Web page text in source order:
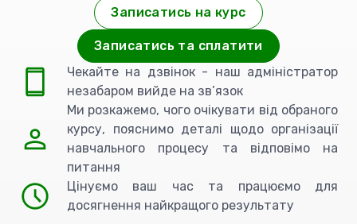
Записатись на курс
Записатись та сплатити
Чекайте на дзвінок - наш адміністратор
незабаром вийде на зв’язок
Ми розкажемо, чого очікувати від обраного
курсу, пояснимо деталі щодо організації
навчального процесу та відповімо на
питання
Цінуємо ваш час та працюємо для
досягнення найкращого результату